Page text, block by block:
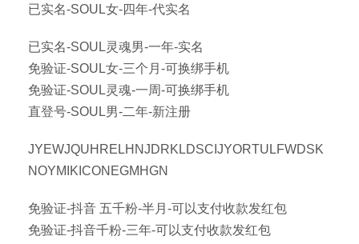
已实名-SOUL女-四年-代实名
已实名-SOUL灵魂男-一年-实名
免验证-SOUL女-三个月-可换绑手机
免验证-SOUL灵魂-一周-可换绑手机
直登号-SOUL男-二年-新注册
JYEWJQUHRELHNJDRKLDSCIJYORTULFWDSK
NOYMIKICONEGMHGN
免验证-抖音 五千粉-半月-可以支付收款发红包
免验证-抖音千粉-三年-可以支付收款发红包